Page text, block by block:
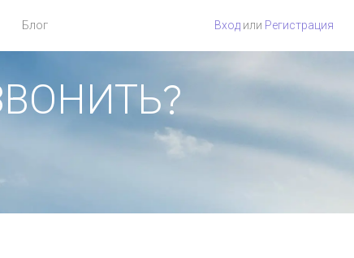
Блог Вход или Регистрация